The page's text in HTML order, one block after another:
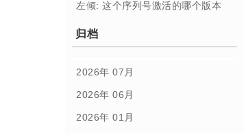
左倾: 这个序列号激活的哪个版本
归档
2026年 07月
2026年 06月
2026年 01月